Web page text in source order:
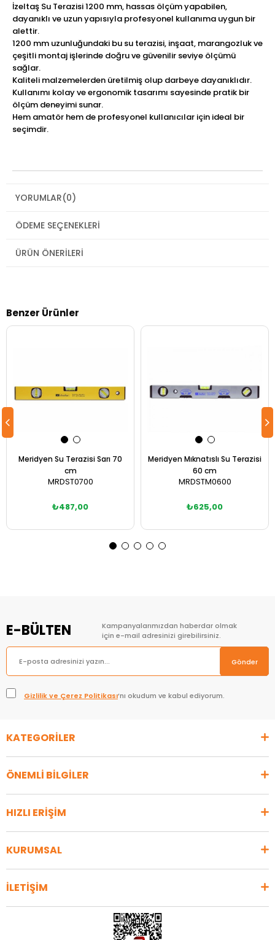
İzeltaş Su Terazisi 1200 mm, hassas ölçüm yapabilen,
dayanıklı ve uzun yapısıyla profesyonel kullanıma uygun bir
alettir.
1200 mm uzunluğundaki bu su terazisi, inşaat, marangozluk ve
çeşitli montaj işlerinde doğru ve güvenilir seviye ölçümü
sağlar.
Kaliteli malzemelerden üretilmiş olup darbeye dayanıklıdır.
Kullanımı kolay ve ergonomik tasarımı sayesinde pratik bir
ölçüm deneyimi sunar.
Hem amatör hem de profesyonel kullanıcılar için ideal bir
seçimdir.
YORUMLAR(0)
ÖDEME SEÇENEKLERI
ÜRÜN ÖNERILERI
Benzer Ürünler
Meridyen Su Terazisi Sarı 70
cm
MRDST0700
₺487,00
Meridyen Mıknatıslı Su Terazisi
60 cm
MRDSTM0600
₺625,00
E-BÜLTEN
Kampanyalarımızdan haberdar olmak
için e-mail adresinizi girebilirsiniz.
Gönder
Gizlilik ve Çerez Politikası’nı okudum ve kabul ediyorum.
KATEGORİLER
ÖNEMLİ BİLGİLER
HIZLI ERİŞİM
KURUMSAL
İLETİŞİM